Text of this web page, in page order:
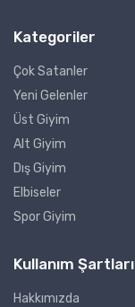
Kategoriler
Çok Satanler
Yeni Gelenler
Üst Giyim
Alt Giyim
Dış Giyim
Elbiseler
Spor Giyim
Kullanım Şartları
Hakkımızda